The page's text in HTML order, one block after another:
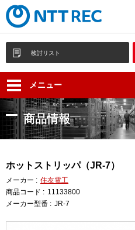
検討リスト
メニュー
商品情報
ホットストリッパ（JR-7）
メーカー : 住友電工
商品コード : 11133800
メーカー型番 : JR-7